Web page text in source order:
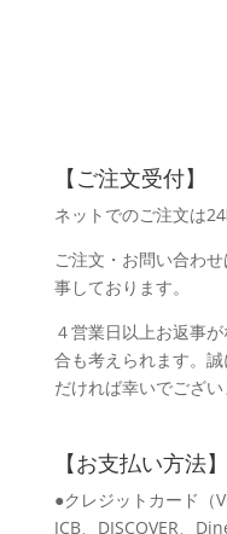
【ご注文受付】
ネットでのご注文は
ご注文・お問い合わ
事しております。
４営業日以上お返事
合も考えられます。
だければ幸いでござい
【お支払い方法】
●クレジットカード（
JCB、DISCOVER、